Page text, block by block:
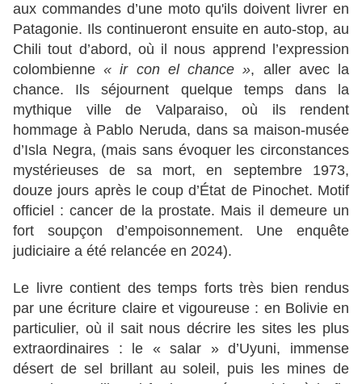
aux commandes d’une moto qu'ils doivent livrer en
Patagonie. Ils continueront ensuite en auto-stop, au
Chili tout d’abord, où il nous apprend l’expression
colombienne« ir con el chance », aller avec la
chance. Ils séjournent quelque temps dans la
mythique ville de Valparaiso, où ils rendent
hommage à Pablo Neruda, dans sa maison-musée
d’Isla Negra, (mais sans évoquer les circonstances
mystérieuses de sa mort, en septembre 1973,
douze jours après le coup d’État de Pinochet. Motif
officiel : cancer de la prostate. Mais il demeure un
fort soupçon d’empoisonnement. Une enquête
judiciaire a été relancée en 2024).
Le livre contient des temps forts très bien rendus
par une écriture claire et vigoureuse : en Bolivie en
particulier, où il sait nous décrire les sites les plus
extraordinaires : le « salar » d’Uyuni, immense
désert de sel brillant au soleil, puis les mines de